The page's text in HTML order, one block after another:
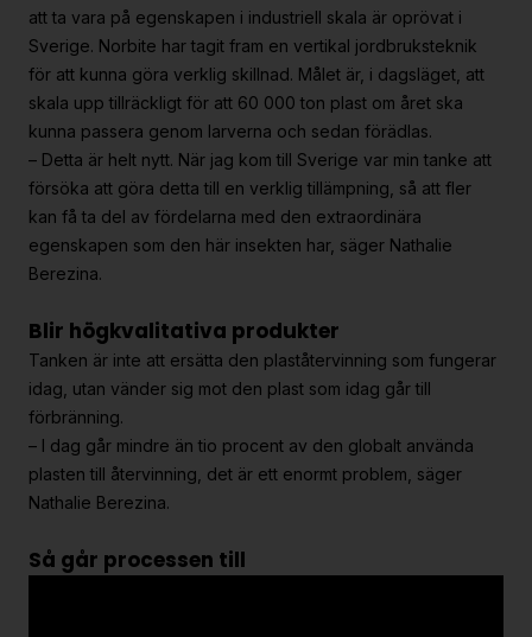
att ta vara på egenskapen i industriell skala är oprövat i
Sverige. Norbite har tagit fram en vertikal jordbruksteknik
för att kunna göra verklig skillnad. Målet är, i dagsläget, att
skala upp tillräckligt för att 60 000 ton plast om året ska
kunna passera genom larverna och sedan förädlas.
– Detta är helt nytt. När jag kom till Sverige var min tanke att
försöka att göra detta till en verklig tillämpning, så att fler
kan få ta del av fördelarna med den extraordinära
egenskapen som den här insekten har, säger Nathalie
Berezina.
Blir högkvalitativa produkter
Tanken är inte att ersätta den plaståtervinning som fungerar
idag, utan vänder sig mot den plast som idag går till
förbränning.
– I dag går mindre än tio procent av den globalt använda
plasten till återvinning, det är ett enormt problem, säger
Nathalie Berezina.
Så går processen till